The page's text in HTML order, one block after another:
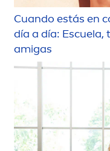
Cuando estás en
día a día:
amigas